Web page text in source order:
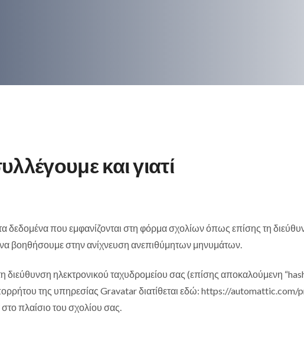
και γιατί
δεδομένα που εμφανίζονται στη φόρμα σχολίων όπως επίσης τη
βοηθήσουμε στην ανίχνευση ανεπιθύμητων μηνυμάτων.
ηλεκτρονικού ταχυδρομείου σας (επίσης αποκαλούμενη
της υπηρεσίας Gravatar διατίθεται εδώ: https://automattic.com/
πλαίσιο του σχολίου σας.